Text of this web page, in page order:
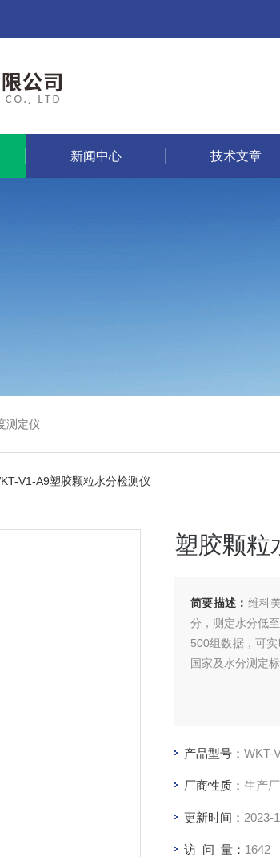
新闻中心 技术文章
测定仪
V1-A9塑胶颗粒水分检测仪
塑胶颗粒
简要描述： 维科
分，测定水分低
500组数据，可
国家及水分测定
产品型号： WKT-
厂商性质： 生产
更新时间： 2023-
访 问 量： 1642